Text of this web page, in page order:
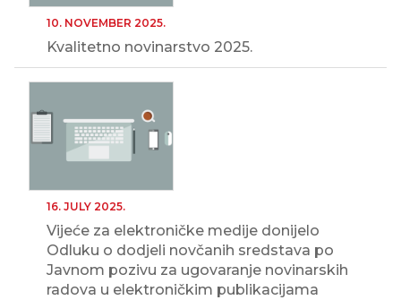
10. NOVEMBER 2025.
Kvalitetno novinarstvo 2025.
16. JULY 2025.
Vijeće za elektroničke medije donijelo
Odluku o dodjeli novčanih sredstava po
Javnom pozivu za ugovaranje novinarskih
radova u elektroničkim publikacijama